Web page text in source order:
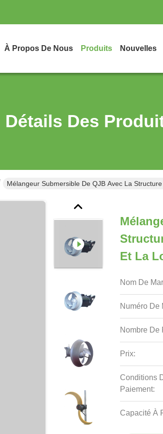
À Propos De Nous Produits Nouvelles
Détails Des
Mélangeur Submersible De QJB Avec La
Et La
Nom De
Numéro De
Nombre De
Prix:
Conditions
Paiement:
Capacité À